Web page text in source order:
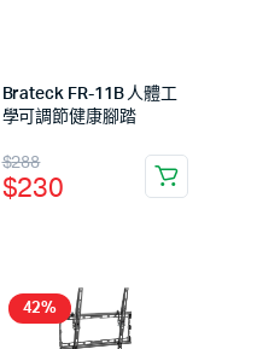
Brateck FR-11B 人體工
學可調節健康腳踏
$288
$230
42%